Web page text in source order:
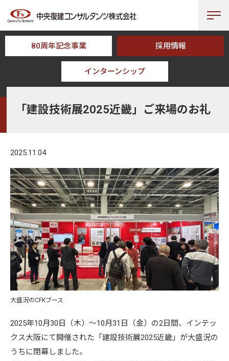
80周年記念事業 採用情報
インターンシップ
「建設技術展2025近畿」ご来場のお礼
「建設技術展2025近畿」ご来場のお礼
2025.11.04
大盛況のCFKブース
2025年10月30日（木）～10月31日（金）の2日間、インテッ
クス大阪にて開催された「建設技術展2025近畿」が大盛況の
うちに閉幕しました。